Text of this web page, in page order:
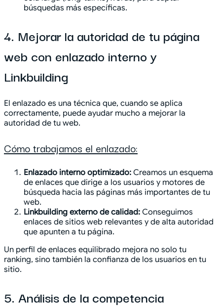
búsquedas más específicas.
4. Mejorar la autoridad de tu página
web con enlazado interno y
Linkbuilding
El enlazado es una técnica que, cuando se aplica
correctamente, puede ayudar mucho a mejorar la
autoridad de tu web.
Cómo trabajamos el enlazado:
Enlazado interno optimizado: Creamos un esquema
de enlaces que dirige a los usuarios y motores de
búsqueda hacia las páginas más importantes de tu
web.
Linkbuilding externo de calidad: Conseguimos
enlaces de sitios web relevantes y de alta autoridad
que apunten a tu página.
Un perfil de enlaces equilibrado mejora no solo tu
ranking, sino también la confianza de los usuarios en tu
sitio.
5. Análisis de la competencia